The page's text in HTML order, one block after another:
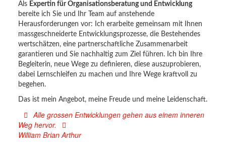
Als Expertin für Organisationsberatung und Entwicklung
bereite ich Sie und Ihr Team auf anstehende
Herausforderungen vor: Ich erarbeite gemeinsam mit Ihnen
massgeschneiderte Entwicklungsprozesse, die Bestehendes
wertschätzen, eine partnerschaftliche Zusammenarbeit
garantieren und Sie nachhaltig zum Ziel führen. Ich bin Ihre
Begleiterin, neue Wege zu definieren, diese auszuprobieren,
dabei Lernschleifen zu machen und Ihre Wege kraftvoll zu
begehen.
Das ist mein Angebot, meine Freude und meine Leidenschaft.
Alle grossen Entwicklungen gehen aus einem inneren
Weg hervor.
William Brian Arthur